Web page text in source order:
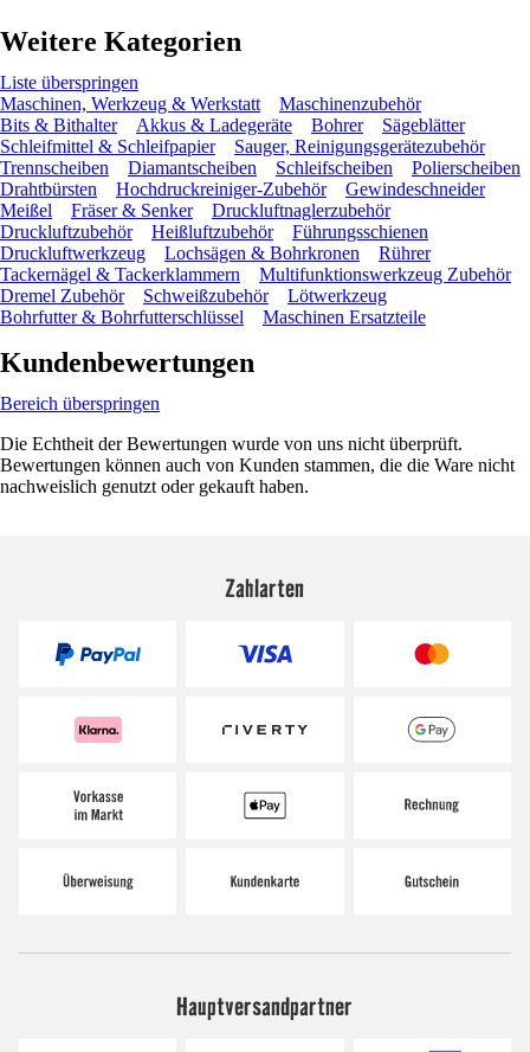
Weitere Kategorien
Liste überspringen
Maschinen, Werkzeug & Werkstatt
Maschinenzubehör
Bits & Bithalter
Akkus & Ladegeräte Bohrer
Sägeblätter
Schleifmittel & Schleifpapier
Sauger, Reinigungsgerätezubehör
Trennscheiben
Diamantscheiben Schleifscheiben
Polierscheiben
Drahtbürsten
Hochdruckreiniger-Zubehör
Gewindeschneider
Meißel
Fräser & Senker
Druckluftnaglerzubehör
Druckluftzubehör
Heißluftzubehör
Führungsschienen
Druckluftwerkzeug
Lochsägen & Bohrkronen
Rührer
Tackernägel & Tackerklammern
Multifunktionswerkzeug Zubehör
Dremel Zubehör
Schweißzubehör
Lötwerkzeug
Bohrfutter & Bohrfutterschlüssel
Maschinen Ersatzteile
Kundenbewertungen
Bereich überspringen
Die Echtheit der Bewertungen wurde von uns nicht überprüft.
Bewertungen können auch von Kunden stammen, die die Ware nicht
nachweislich genutzt oder gekauft haben.
Zahlarten
Hauptversandpartner